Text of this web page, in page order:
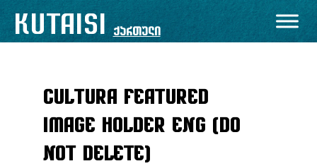
Skip
toKUTAISI ქართული
Cultura Featured
Image Holder ENG (DO
NOT DELETE)